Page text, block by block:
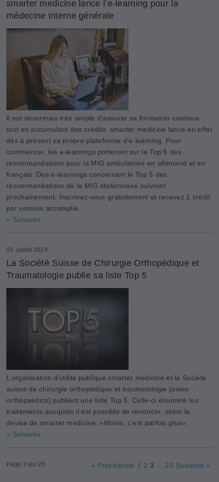
smarter medicine lance l’e-learning pour la
médecine interne générale
Il est désormais très simple d’assurer sa formation continue
tout en accumulant des crédits. smarter medicine lance en effet
dès à présent sa propre plateforme d’e-learning. Pour
commencer, les e-learnings porteront sur le Top 5 des
recommandations pour la MIG ambulatoire en allemand et en
français. Des e-learnings concernant le Top 5 des
recommandations de la MIG stationnaire suivront
prochainement. Inscrivez-vous gratuitement et recevez 1 crédit
par session accomplie.
» Suivante
03. juillet 2024
La Société Suisse de Chirurgie Orthopédique et
Traumatologie publie sa liste Top 5
L’organisation d’utilité publique smarter medicine et la Société
suisse de chirurgie orthopédique et traumatologie (swiss
orthopaedics) publient une liste Top 5. Celle-ci énumère les
traitements auxquels il est possible de renoncer, selon la
devise de smarter medicine: «Moins, c’est parfois plus».
» Suivante
Page 3 sur 25 « Précédente 1 2 3 25 Suivante »